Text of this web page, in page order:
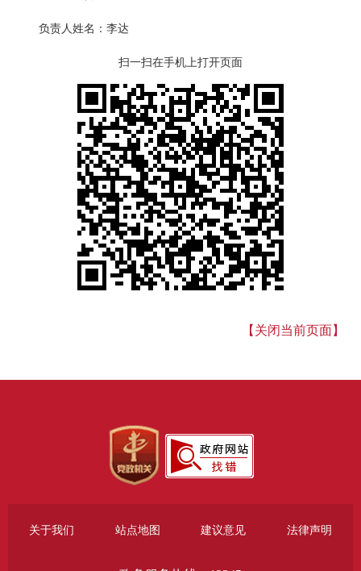
负责人姓名：李达
扫一扫在手机上打开页面
【关闭当前页面】
关于我们 站点地图 建议意见 法律声明